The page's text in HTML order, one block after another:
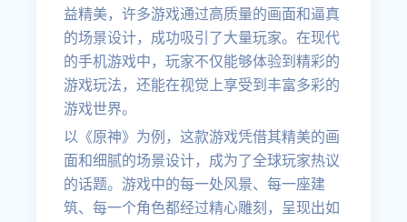
益精美，许多游戏通过高质量的画面和逼真
的场景设计，成功吸引了大量玩家。在现代
的手机游戏中，玩家不仅能够体验到精彩的
游戏玩法，还能在视觉上享受到丰富多彩的
游戏世界。
以《原神》为例，这款游戏凭借其精美的画
面和细腻的场景设计，成为了全球玩家热议
的话题。游戏中的每一处风景、每一座建
筑、每一个角色都经过精心雕刻，呈现出如